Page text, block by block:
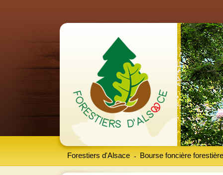
Forestiers d'Alsace Bourse foncière forestière
-